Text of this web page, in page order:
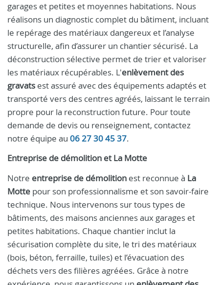
garages et petites et moyennes habitations. Nous
réalisons un diagnostic complet du bâtiment, incluant
le repérage des matériaux dangereux et l’analyse
structurelle, afin d’assurer un chantier sécurisé. La
déconstruction sélective permet de trier et valoriser
les matériaux récupérables. L'enlèvement des
gravats est assuré avec des équipements adaptés et
transporté vers des centres agréés, laissant le terrain
propre pour la reconstruction future. Pour toute
demande de devis ou renseignement, contactez
notre équipe au 06 27 30 45 37.
Entreprise de démolition et La Motte
Notre entreprise de démolition est reconnue à La
Motte pour son professionnalisme et son savoir-faire
technique. Nous intervenons sur tous types de
bâtiments, des maisons anciennes aux garages et
petites habitations. Chaque chantier inclut la
sécurisation complète du site, le tri des matériaux
(bois, béton, ferraille, tuiles) et l’évacuation des
déchets vers des filières agréées. Grâce à notre